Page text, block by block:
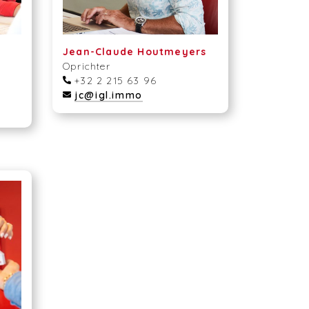
Jean-Claude Houtmeyers
Oprichter
+32 2 215 63 96
jc@igl.immo